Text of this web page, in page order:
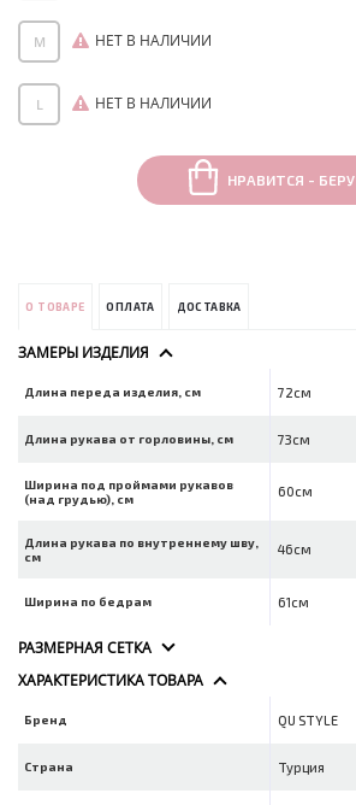
M НЕТ В НАЛИЧИИ
L НЕТ В НАЛИЧИИ
НРАВИТСЯ - БЕРУ
О ТОВАРЕ ОПЛАТА ДОСТАВКА
ЗАМЕРЫ ИЗДЕЛИЯ
Длина переда изделия, см 72см
Длина рукава от горловины, см 73см
Ширина под проймами рукавов
(над грудью), см
60см
Длина рукава по внутреннему шву,
см
46см
Ширина по бедрам 61см
РАЗМЕРНАЯ СЕТКА
ХАРАКТЕРИСТИКА ТОВАРА
Бренд QU STYLE
Страна Турция